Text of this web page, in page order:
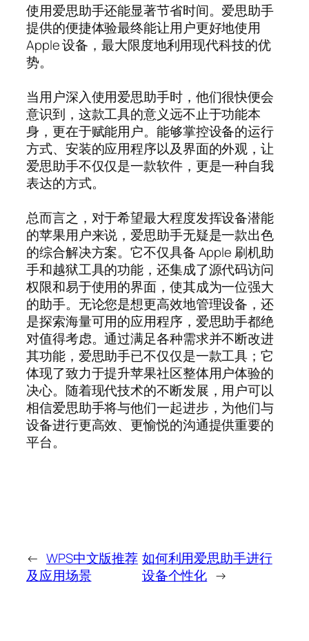
使用爱思助手还能显著节省时间。爱思助手
提供的便捷体验最终能让用户更好地使用
Apple 设备，最大限度地利用现代科技的优
势。
当用户深入使用爱思助手时，他们很快便会
意识到，这款工具的意义远不止于功能本
身，更在于赋能用户。能够掌控设备的运行
方式、安装的应用程序以及界面的外观，让
爱思助手不仅仅是一款软件，更是一种自我
表达的方式。
总而言之，对于希望最大程度发挥设备潜能
的苹果用户来说，爱思助手无疑是一款出色
的综合解决方案。它不仅具备 Apple 刷机助
手和越狱工具的功能，还集成了源代码访问
权限和易于使用的界面，使其成为一位强大
的助手。无论您是想更高效地管理设备，还
是探索海量可用的应用程序，爱思助手都绝
对值得考虑。通过满足各种需求并不断改进
其功能，爱思助手已不仅仅是一款工具；它
体现了致力于提升苹果社区整体用户体验的
决心。随着现代技术的不断发展，用户可以
相信爱思助手将与他们一起进步，为他们与
设备进行更高效、更愉悦的沟通提供重要的
平台。
← WPS中文版推荐
及应用场景
如何利用爱思助手进行
设备个性化 →